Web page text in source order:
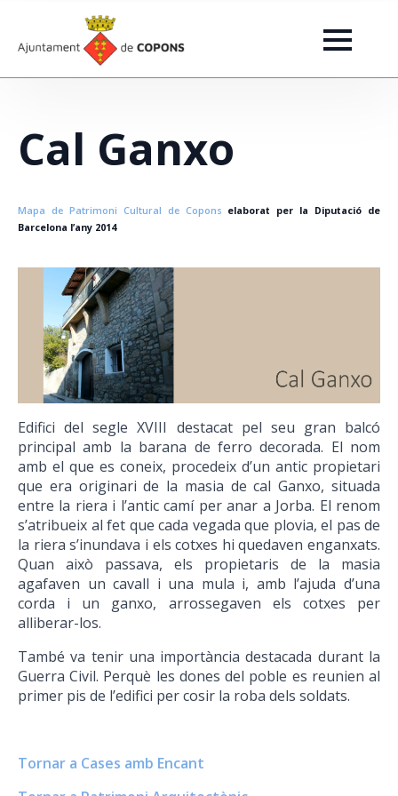
Cal Ganxo
Mapa de Patrimoni Cultural de Copons elaborat per la Diputació de
Barcelona l’any 2014
Edifici del segle XVIII destacat pel seu gran balcó
principal amb la barana de ferro decorada. El nom
amb el que es coneix, procedeix d’un antic propietari
que era originari de la masia de cal Ganxo, situada
entre la riera i l’antic camí per anar a Jorba. El renom
s’atribueix al fet que cada vegada que plovia, el pas de
la riera s’inundava i els cotxes hi quedaven enganxats.
Quan això passava, els propietaris de la masia
agafaven un cavall i una mula i, amb l’ajuda d’una
corda i un ganxo, arrossegaven els cotxes per
alliberar-los.
També va tenir una importància destacada durant la
Guerra Civil. Perquè les dones del poble es reunien al
primer pis de l’edifici per cosir la roba dels soldats.
Tornar a Cases amb Encant